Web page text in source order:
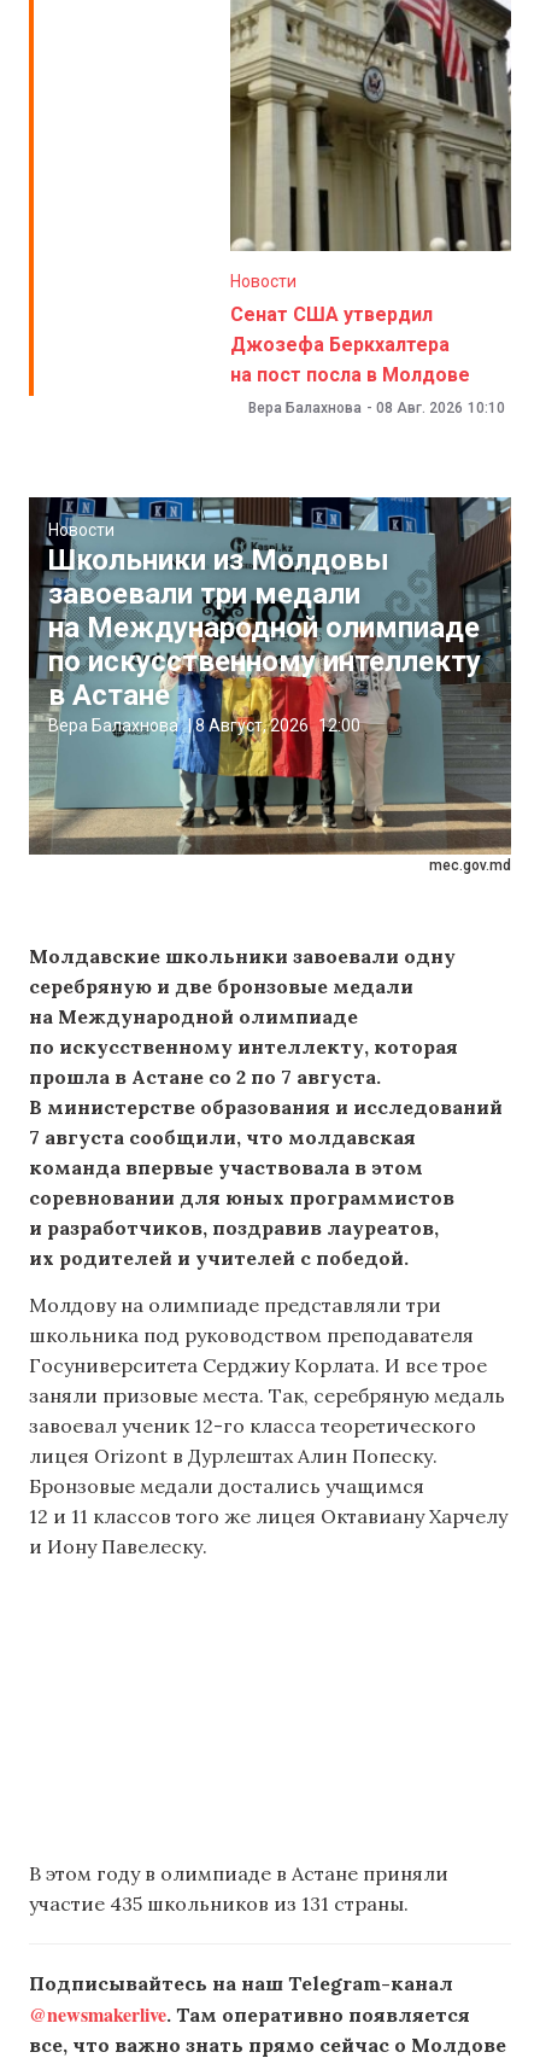
Новости
Сенат США утвердил
Джозефа Беркхалтера
на пост посла в Молдове
Вера Балахнова - 08 Авг. 2026 10:10
mec.gov.md
Новости
Школьники из Молдовы
завоевали три медали
на Международной олимпиаде
по искусственному интеллекту
в Астане
Вера Балахнова |8 Август, 2026 12:00
Молдавские школьники завоевали одну
серебряную и две бронзовые медали
на Международной олимпиаде
по искусственному интеллекту, которая
прошла в Астане со 2 по 7 августа.
В министерстве образования и исследований
7 августа сообщили, что молдавская
команда впервые участвовала в этом
соревновании для юных программистов
и разработчиков, поздравив лауреатов,
их родителей и учителей с победой.
Молдову на олимпиаде представляли три
школьника под руководством преподавателя
Госуниверситета Серджиу Корлата. И все трое
заняли призовые места. Так, серебряную медаль
завоевал ученик 12-го класса теоретического
лицея Orizont в Дурлештах Алин Попеску.
Бронзовые медали достались учащимся
12 и 11 классов того же лицея Октавиану Харчелу
и Иону Павелеску.
В этом году в олимпиаде в Астане приняли
участие 435 школьников из 131 страны.
Подписывайтесь на наш Telegram-канал
@newsmakerlive. Там оперативно появляется
все, что важно знать прямо сейчас о Молдове